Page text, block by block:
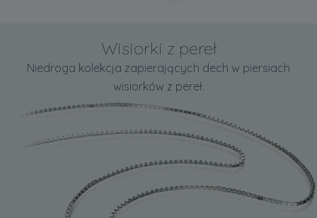
Wisiorki z pereł
Niedroga kolekcja zapierających dech w piersiach
wisiorków z pereł.